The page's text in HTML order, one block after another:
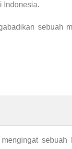
Indonesia.
sebuah
sebuah